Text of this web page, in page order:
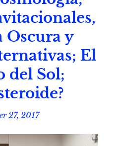
Oscura y
El
del Sol;
27, 2017